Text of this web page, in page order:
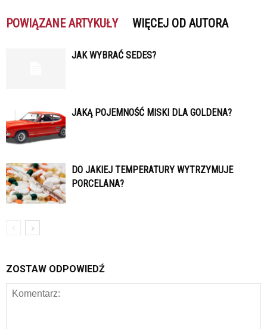
POWIĄZANE ARTYKUŁY WIĘCEJ OD AUTORA
JAK WYBRAĆ SEDES?
JAKĄ POJEMNOŚĆ MISKI DLA GOLDENA?
DO JAKIEJ TEMPERATURY WYTRZYMUJE
PORCELANA?
ZOSTAW ODPOWIEDŹ